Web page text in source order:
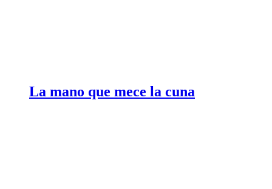
La mano que mece la cuna